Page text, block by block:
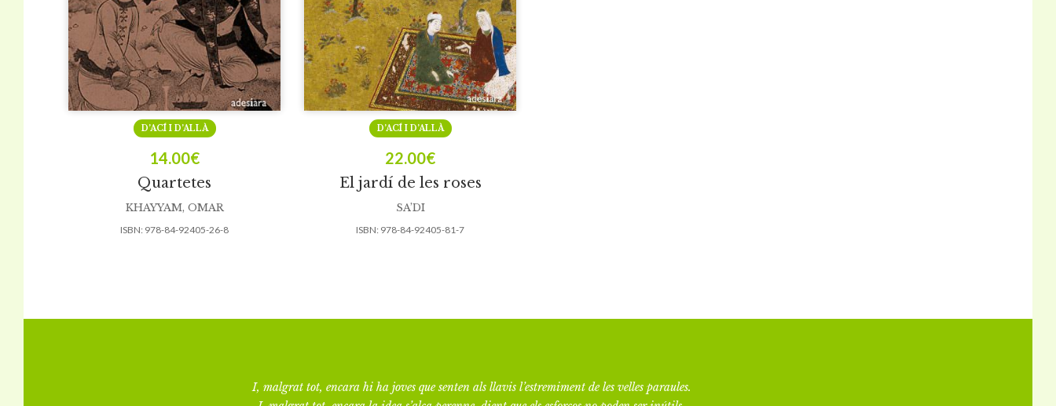
Quartetes
D’ACÍ I D’ALLÀ
14.00€
KHAYYAM, OMAR
ISBN: 978-84-92405-26-8
El jardí de les roses
D’ACÍ I D’ALLÀ
22.00€
SA’DI
ISBN: 978-84-92405-81-7
I, malgrat tot, encara hi ha joves que senten als llavis l’estremiment de les velles paraules.